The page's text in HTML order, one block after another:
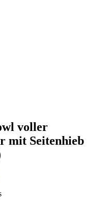
voller
mit Seitenhieb